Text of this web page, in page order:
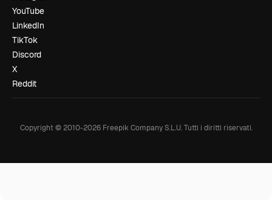
YouTube
LinkedIn
TikTok
Discord
X
Reddit
Copyright © 2010-2026Freepik Company S.L.U. Tutti i diritti riservati.